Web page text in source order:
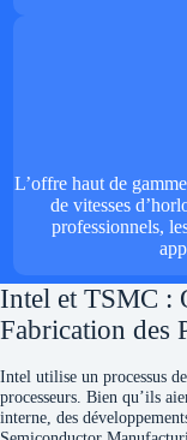
L’offre haut de
de vitesses
professionnels,
Intel et TSMC :
Fabrication des
Intel utilise un processus
processeurs. Bien qu’ils
interne, des